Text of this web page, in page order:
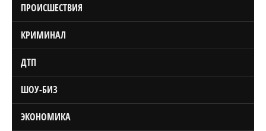
ПРОИСШЕСТВИЯ
КРИМИНАЛ
ДТП
ШОУ-БИЗ
ЭКОНОМИКА